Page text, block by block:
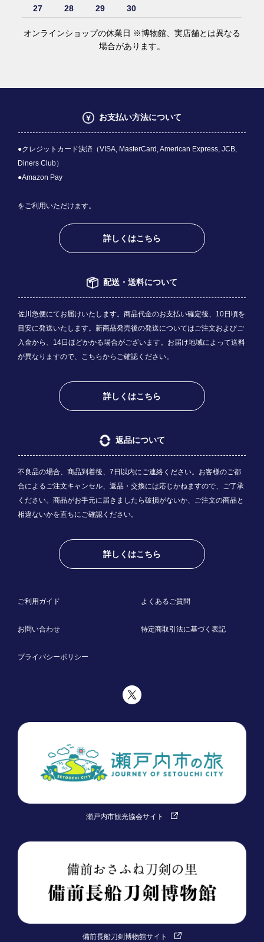
27
28 29 30
オンラインショップの休業日 ※博物館、実店舗とは異なる
場合があります。
お支払い方法について
●クレジットカード決済（VISA, MasterCard, American Express, JCB,
Diners Club）
●Amazon Pay
をご利用いただけます。
詳しくはこちら
配送・送料について
佐川急便にてお届けいたします。商品代金のお支払い確定後、10日頃を
目安に発送いたします。新商品発売後の発送についてはご注文およびご
入金から、14日ほどかかる場合がございます。お届け地域によって送料
が異なりますので、 こちらからご確認ください。
詳しくはこちら
返品について
不良品の場合、商品到着後、7日以内にご連絡ください。お客様のご都
合によるご注文キャンセル、返品・交換には応じかねますので、ご了承
ください。商品がお手元に届きましたら破損がないか、ご注文の商品と
相違ないかを直ちにご確認ください。
詳しくはこちら
ご利用ガイド よくあるご質問
お問い合わせ 特定商取引法に基づく表記
プライバシーポリシー
瀬戸内市観光協会サイト
備前長船刀剣博物館サイト